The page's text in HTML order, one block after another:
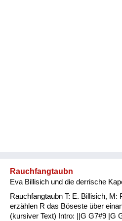
Rauchfangtaubn
Eva Billisich und die derrische
Rauchfangtaubn T: E. Billisich, M:
erzählen R das Böseste über
(kursiver Text) Intro: ||G G7#9 |G